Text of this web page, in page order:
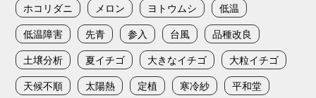
ホコリダニ
メロン ヨトウムシ
低温
低温障害
先青 参入 台風
品種改良
土壌分析
夏イチゴ 大きなイチゴ
大粒イチゴ
天候不順
太陽熱 定植 寒冷紗
平和堂